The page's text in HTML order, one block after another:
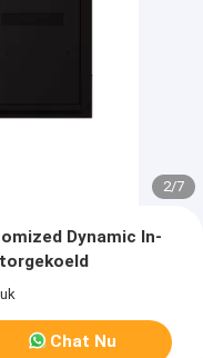
2/7
Dynamic In-
Chat Nu